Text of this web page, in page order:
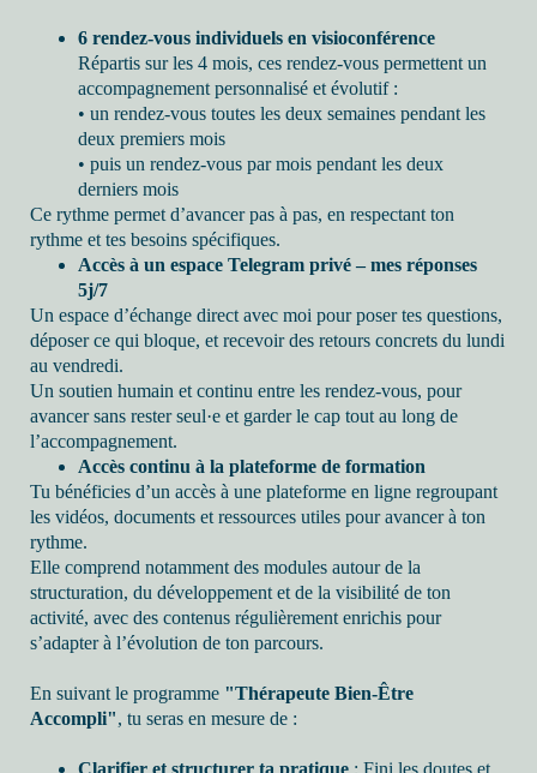
6 rendez-vous individuels en visioconférence
Répartis sur les 4 mois, ces rendez-vous permettent un
accompagnement personnalisé et évolutif :
• un rendez-vous toutes les deux semaines pendant les
deux premiers mois
• puis un rendez-vous par mois pendant les deux
derniers mois
Ce rythme permet d’avancer pas à pas, en respectant ton
rythme et tes besoins spécifiques.
Accès à un espace Telegram privé – mes réponses
5j/7
Un espace d’échange direct avec moi pour poser tes questions,
déposer ce qui bloque, et recevoir des retours concrets du lundi
au vendredi.
Un soutien humain et continu entre les rendez-vous, pour
avancer sans rester seul·e et garder le cap tout au long de
l’accompagnement.
Accès continu à la plateforme de formation
Tu bénéficies d’un accès à une plateforme en ligne regroupant
les vidéos, documents et ressources utiles pour avancer à ton
rythme.
Elle comprend notamment des modules autour de la
structuration, du développement et de la visibilité de ton
activité, avec des contenus régulièrement enrichis pour
s’adapter à l’évolution de ton parcours.
En suivant le programme "Thérapeute Bien-Être
Accompli", tu seras en mesure de :
Clarifier et structurer ta pratique : Fini les doutes et